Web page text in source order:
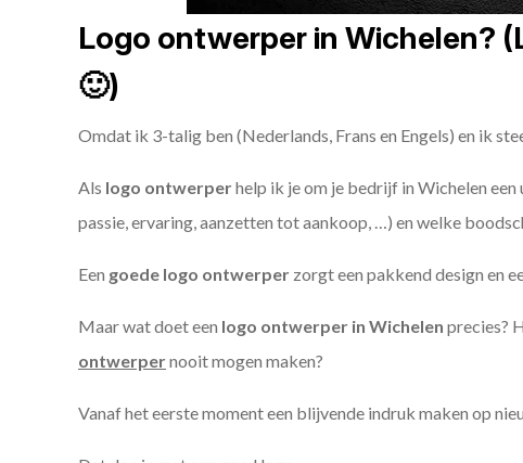
Logo ontwerper in Wichelen?
🙂)
Omdat ik 3-talig ben (Nederlands, Frans en Engels) en ik
Als logo ontwerperhelp ik je om je bedrijf in Wichelen
passie, ervaring, aanzetten tot aankoop, …) en welke
Een goede logo ontwerper zorgt een pakkend design en
Maar wat doet een logo ontwerper in Wichelen precies?
ontwerpernooit mogen maken?
Vanaf het eerste moment een blijvende indruk maken op